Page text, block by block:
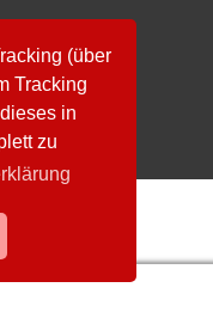
(über
Tracking
in
zu